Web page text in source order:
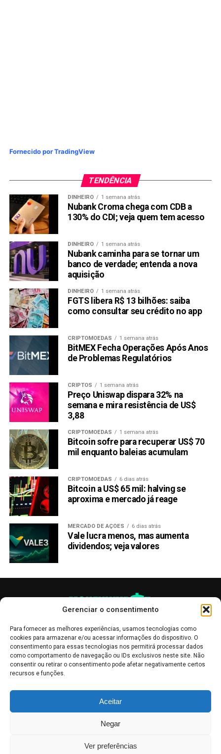
Gerenciar o consentimento
Para fornecer as melhores experiências, usamos tecnologias como
cookies para armazenar e/ou acessar informações do dispositivo. O
consentimento para essas tecnologias nos permitirá processar dados
como comportamento de navegação ou IDs exclusivos neste site. Não
consentir ou retirar o consentimento pode afetar negativamente certos
recursos e funções.
Aceitar
Negar
Ver preferências
Fornecido por TradingView
TENDÊNCIA
DINHEIRO 1 semana atrás
Nubank Croma chega com CDB a
130% do CDI; veja quem tem acesso
DINHEIRO 1 semana atrás
Nubank caminha para se tornar um
banco de verdade; entenda a nova
aquisição
DINHEIRO 1 semana atrás
FGTS libera R$ 13 bilhões: saiba
como consultar seu crédito no app
CRIPTOMOEDAS 1 semana atrás
BitMEX Fecha Operações Após Anos
de Problemas Regulatórios
CRIPTOS 1 semana atrás
Preço Uniswap dispara 32% na
semana e mira resistência de US$
3,88
CRIPTOMOEDAS 1 semana atrás
Bitcoin sofre para recuperar US$ 70
mil enquanto baleias acumulam
CRIPTOMOEDAS 6 dias atrás
Bitcoin a US$ 65 mil: halving se
aproxima e mercado já reage
MERCADO DE AÇÕES 6 dias atrás
Vale lucra menos, mas aumenta
dividendos; veja valores
informativo, servindo como boletins de divulgação, e não devem ser
interpretadas como recomendações de investimento.Leia mais
Bolsa de Valores